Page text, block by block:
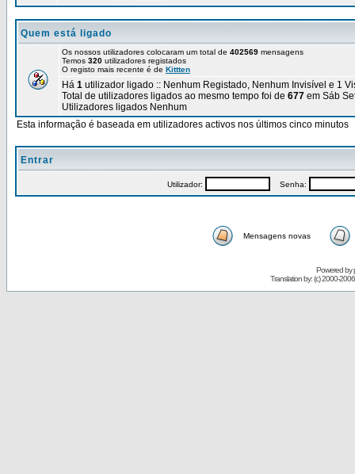
Quem está ligado
Os nossos utilizadores colocaram um total de 402569 mensagens
Temos 320 utilizadores registados
O registo mais recente é de Kittten
Há 1 utilizador ligado :: Nenhum Registado, Nenhum Invisível e 1
Total de utilizadores ligados ao mesmo tempo foi de 677 em Sáb
Utilizadores ligados Nenhum
Esta informação é baseada em utilizadores activos nos últimos cinco minutos
Entrar
Utilizador: Senha:
Mensagens novas
Powered by
Translation by: (c) 2000-